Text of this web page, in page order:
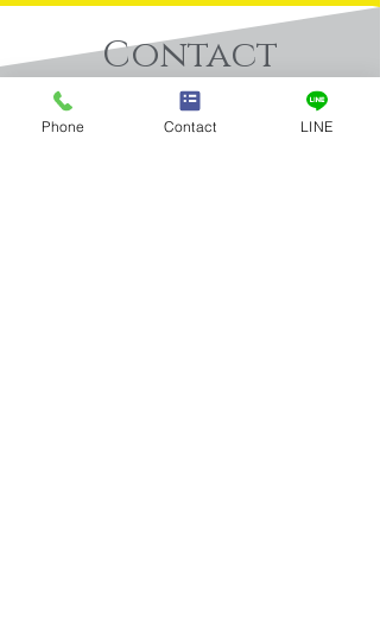
Contact
​お問合せ
Phone Contact LINE